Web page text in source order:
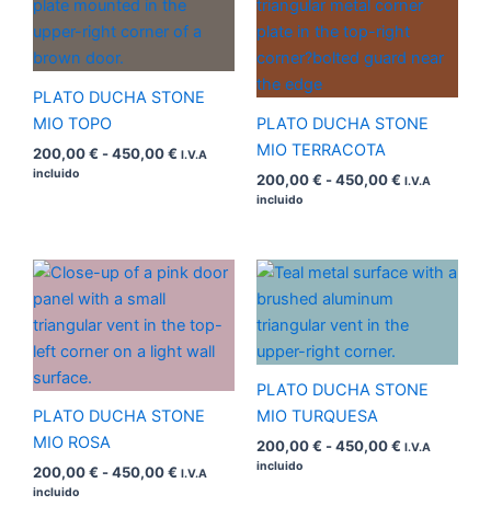
PLATO DUCHA STONE
MIO TOPO
200,00€ -450,00€
precios:
desde
I.V.A
incluido
PLATO DUCHA STONE
MIO TERRACOTA
200,00€ -450,00€
precios:
desde
200,00 €
hasta
I.V.A
incluido
PLATO DUCHA STONE
MIO ROSA
200,00€ -450,00€
Rango
desde
200,00 €
hasta
I.V.A
incluido
PLATO DUCHA STONE
MIO TURQUESA
200,00€ -450,00€
Rango
desde
I.V.A
incluido